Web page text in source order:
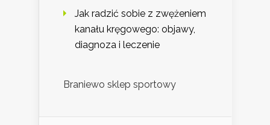
Jak radzić sobie z zwężeniem
kanału kręgowego: objawy,
diagnoza i leczenie
Braniewo sklep sportowy